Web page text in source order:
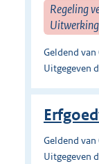
Regeling
Geldend
Uitgegeven
Geldend
Uitgegeven